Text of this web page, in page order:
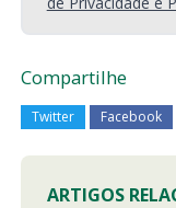
Compartilhe
Twitter Facebook
ARTIGOS